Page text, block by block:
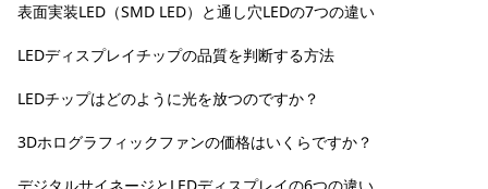
表面実装LED（SMD LED）と通し穴LEDの7つの違い
LEDディスプレイチップの品質を判断する方法
LEDチップはどのように光を放つのですか？
3Dホログラフィックファンの価格はいくらですか？